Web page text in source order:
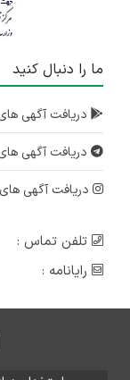
ما را دنبال کنید
دریافت آگهی
دریافت آگهی
دریافت آگهی های
تلفن تماس :
رایانامه :